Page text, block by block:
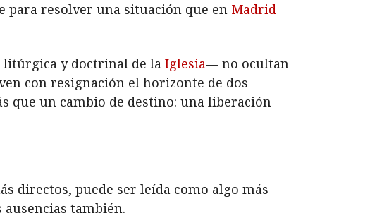
para resolver una situación que en Madrid
y doctrinal de la Iglesia— no ocultan
con resignación el horizonte de dos
que un cambio de destino: una liberación
directos, puede ser leída como algo más
también.